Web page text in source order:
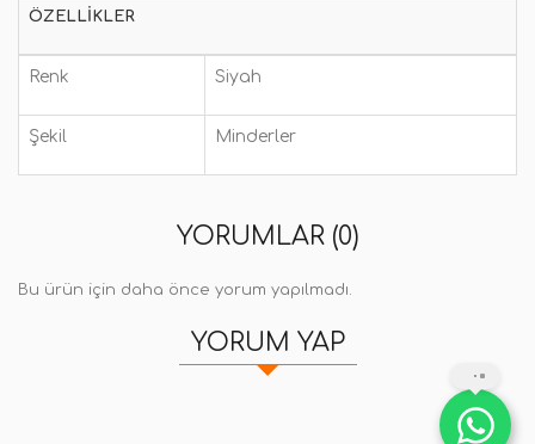
ÖZELLIKLER
Renk Siyah
Şekil Minderler
YORUMLAR (0)
Bu ürün için daha önce yorum yapılmadı.
YORUM YAP